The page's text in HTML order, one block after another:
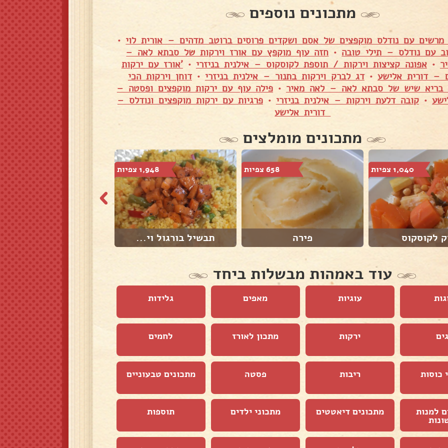
מתכונים נוספים
עם נודלס מוקפצים של אסם ושקדים פרוסים ברוטב מדהים – אורית לוי •
עם נודלס – תילי טובה • חזה עוף מוקפץ עם אורז וירקות של סבתא לאה –
•אפונה קציצות וירקות / תוספת לקוסקוס – אילנית בניזרי •'אורז עם ירקות
– דורית אלישע •דג לברק וירקות בתנור – אילנית בניזרי •דוחן וירקות הכי
בריא שיש של סבתא לאה – לאה מאיר •פילה עוף עם ירקות מוקפצים ופסטה –
•קובה דלעת וירקות – אילנית בניזרי •פרגיות עם ירקות מוקפצים ונודלס –
דורית אלישע
מתכונים מומלצים
1,040 צפיות
לקוסקוס
658 צפיות
פירה
1,948 צפיות
תבשיל בורגול וי...
עוד באמהות מבשלות ביחד
עוגיות מאפים גלידות
ירקות מתכון לאורז לחמים
כוסות ריבות פסטה מתכונים טבעוניים
למנות מתכונים דיאטטים מתכוני ילדים תוספות